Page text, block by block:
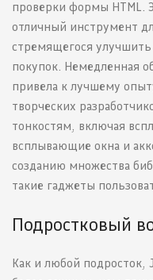
проверки формы HTML.
отличный инструмент
стремящегося
покупок. Немедленная
привела к лучшему
творческих
тонкостям, включая
всплывающие окна и
созданию множества
такие гаджеты
Подростковый
Как и любой подросток,